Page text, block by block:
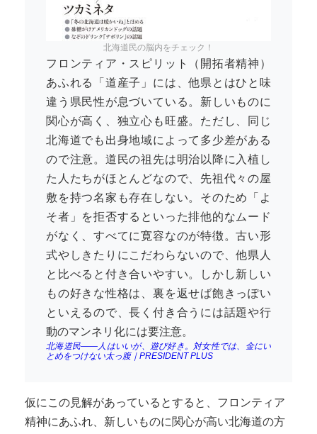
北海道民の脳内をチェック！
フロンティア・スピリット（開拓者精神）
あふれる「道産子」には、他県とはひと味
違う県民性が息づいている。新しいものに
関心が高く、独立心も旺盛。ただし、同じ
北海道でも出身地域によって多少差がある
ので注意。道民の祖先は明治以降に入植し
た人たちがほとんどなので、先祖代々の屋
敷を持つ名家も存在しない。そのため「よ
そ者」を拒否するといった排他的なムード
がなく、すべてに寛容なのが特徴。古い形
式やしきたりにこだわらないので、他県人
と比べると付き合いやすい。しかし新しい
もの好きな性格は、裏を返せば飽きっぽい
といえるので、長く付き合うには話題や行
動のマンネリ化には要注意。
北海道民――人はいいが、遊び好き。対女性では、金にい
とめをつけない太っ腹｜PRESIDENT PLUS
仮にこの見解があっているとすると、フロンティア
精神にあふれ、新しいものに関心が高い北海道の方